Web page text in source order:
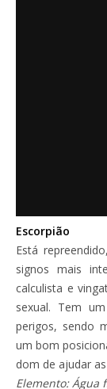
Escorpião
Está
signos mais
calculista e
sexual. Tem
perigos, sendo
um bom
dom de ajudar
Elemento: Água